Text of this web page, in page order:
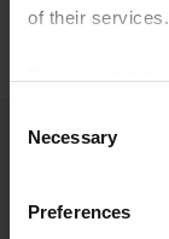
of their services.
Selection
Necessary
Preferences
Länkar (på finska):